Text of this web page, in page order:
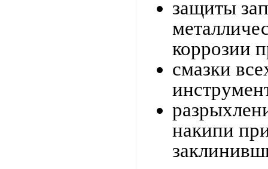
защиты
коррозии
смазки
накипи